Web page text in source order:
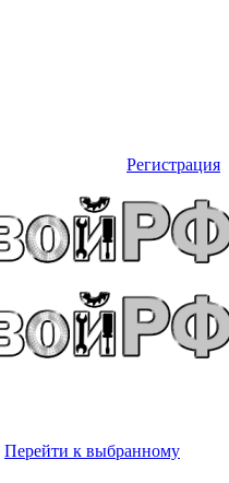
Регистрация
Перейти к выбранному